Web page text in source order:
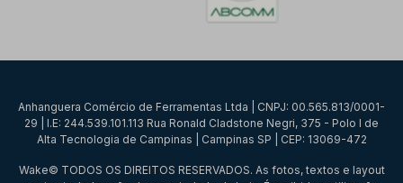
Anhanguera Comércio de Ferramentas Ltda | CNPJ: 00.565.813/0001-
29 | I.E: 244.539.101.113 Rua Ronald Cladstone Negri, 375 - Polo I de
Alta Tecnologia de Campinas | Campinas SP | CEP: 13069-472
Wake© TODOS OS DIREITOS RESERVADOS. As fotos, textos e layout